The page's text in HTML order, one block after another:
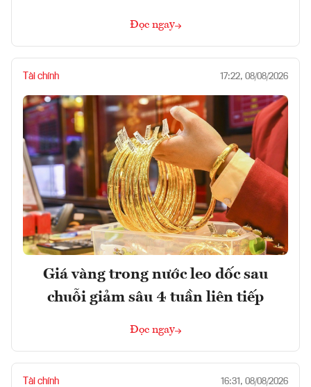
Đọc ngay
Tài chính 17:22, 08/08/2026
Giá vàng trong nước leo dốc sau
chuỗi giảm sâu 4 tuần liên tiếp
Đọc ngay
Tài chính 16:31, 08/08/2026